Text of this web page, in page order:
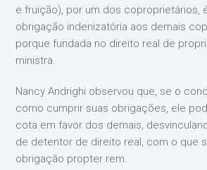
e fruição), por um dos coproprietários,
obrigação indenizatória aos demais
porque fundada no direito real de
ministra.
Nancy Andrighi observou que, se o
como cumprir suas obrigações, ele
cota em favor dos demais,
de detentor de direito real, com o que
obrigação propter rem.